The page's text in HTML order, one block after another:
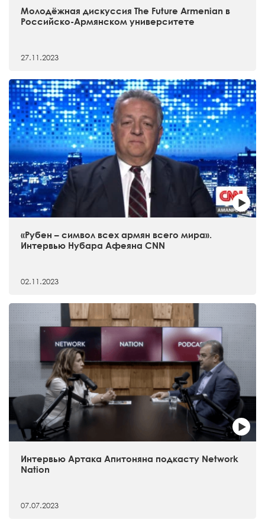
Молодёжная дискуссия The Future Armenian в
Российско-Армянском университете
27.11.2023
«Рубен – символ всех армян всего мира».
Интервью Нубара Афеяна CNN
02.11.2023
Интервью Артака Апитоняна подкасту Network
Nation
07.07.2023